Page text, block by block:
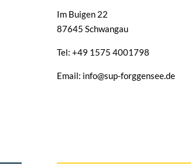
Im Buigen 22
87645 Schwangau
Tel: +49 1575 4001798
Email: info@sup-forggensee.de